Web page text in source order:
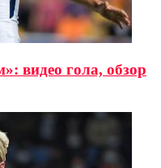
видео гола, обзор